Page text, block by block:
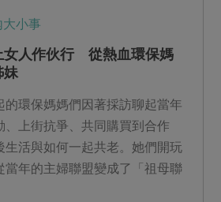
大小事
人作伙行 從熱血環保媽
妹
的環保媽媽們因著採訪聊起當年
、上街抗爭、共同購買到合作
生活與如何一起共老。她們開玩
當年的主婦聯盟變成了「祖母聯